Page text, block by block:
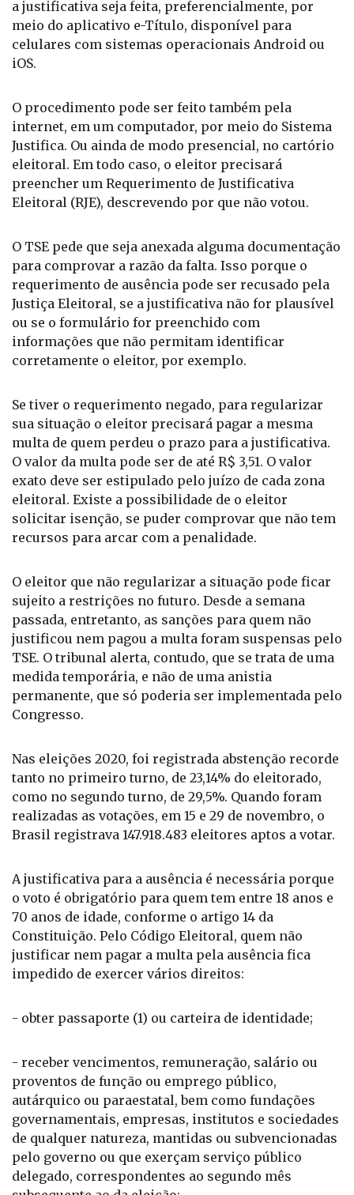
O Tribunal Superior Eleitoral (TSE) recomenda que
a justificativa seja feita, preferencialmente, por
meio do aplicativo e-Título, disponível para
celulares com sistemas operacionais Android ou
O procedimento pode ser feito também pela
internet, em um computador, por meio do Sistema
Justifica. Ou ainda de modo presencial, no cartório
eleitoral. Em todo caso, o eleitor precisará
preencher um Requerimento de Justificativa
O TSE pede que seja anexada alguma documentação
para comprovar a razão da falta. Isso porque o
requerimento de ausência pode ser recusado pela
Justiça Eleitoral, se a justificativa não for plausível
ou se o formulário for preenchido com
informações que não permitam identificar
Se tiver o requerimento negado, para regularizar
sua situação o eleitor precisará pagar a mesma
multa de quem perdeu o prazo para a justificativa.
O valor da multa pode ser de até R$ 3,51. O valor
exato deve ser estipulado pelo juízo de cada zona
eleitoral. Existe a possibilidade de o eleitor
solicitar isenção, se puder comprovar que não tem
O eleitor que não regularizar a situação pode ficar
sujeito a restrições no futuro. Desde a semana
passada, entretanto, as sanções para quem não
justificou nem pagou a multa foram suspensas pelo
TSE. O tribunal alerta, contudo, que se trata de uma
medida temporária, e não de uma anistia
permanente, que só poderia ser implementada pelo
Nas eleições 2020, foi registrada abstenção recorde
tanto no primeiro turno, de 23,14% do eleitorado,
como no segundo turno, de 29,5%. Quando foram
realizadas as votações, em 15 e 29 de novembro, o
A justificativa para a ausência é necessária porque
o voto é obrigatório para quem tem entre 18 anos e
70 anos de idade, conforme o artigo 14 da
Constituição. Pelo Código Eleitoral, quem não
justificar nem pagar a multa pela ausência fica
- receber vencimentos, remuneração, salário ou
proventos de função ou emprego público,
autárquico ou paraestatal, bem como fundações
governamentais, empresas, institutos e sociedades
de qualquer natureza, mantidas ou subvencionadas
pelo governo ou que exerçam serviço público